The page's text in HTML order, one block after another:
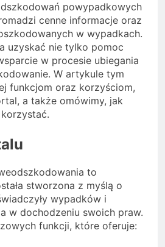
powypadkowych
cenne informacje oraz
w wypadkach.
uzyskać nie tylko pomoc
w procesie ubiegania
W artykule tym
funkcjom oraz korzyściom,
a także omówimy, jak
to
stworzona z myślą o
wypadków i
w dochodzeniu swoich praw.
funkcji, które oferuje: